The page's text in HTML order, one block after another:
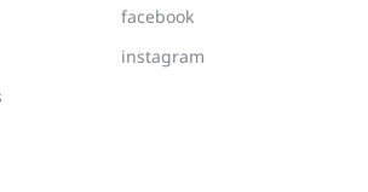
facebook
instagram